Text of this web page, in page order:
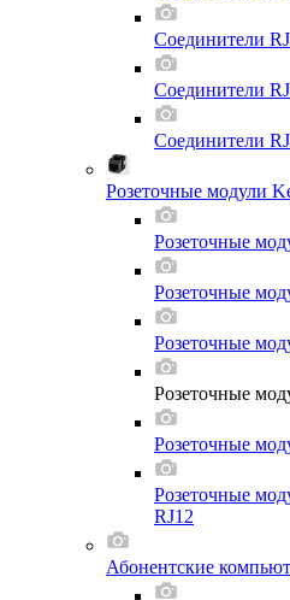
Соединители
Соединители
Соединители
Розеточные модули
Розеточные
Розеточные
Розеточные
Розеточные
Розеточные
Розеточные
RJ12
Абонентские